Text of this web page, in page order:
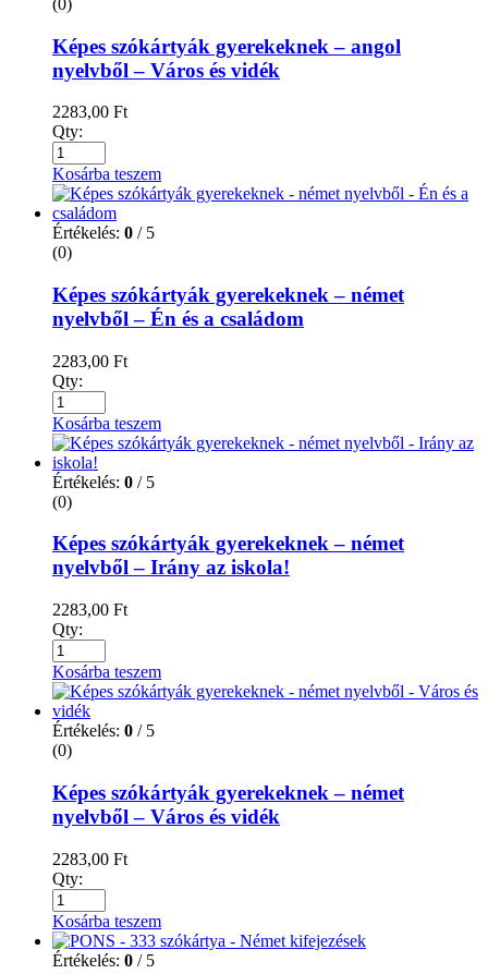
Képes szókártyák gyerekeknek – angol
nyelvből – Város és vidék
2283,00 Ft
Qty:
Kosárba teszem
Értékelés: 0 / 5
(0)
Képes szókártyák gyerekeknek – német
nyelvből – Én és a családom
2283,00 Ft
Qty:
Kosárba teszem
Értékelés: 0 / 5
(0)
Képes szókártyák gyerekeknek – német
nyelvből – Irány az iskola!
2283,00 Ft
Qty:
Kosárba teszem
Értékelés: 0 / 5
(0)
Képes szókártyák gyerekeknek – német
nyelvből – Város és vidék
2283,00 Ft
Qty:
Kosárba teszem
Értékelés: 0 / 5